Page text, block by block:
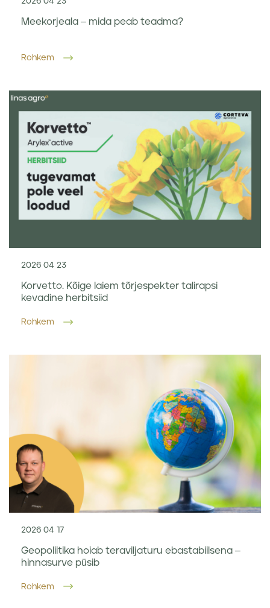
Meekorjeala – mida peab teadma?
Rohkem
2026 04 23
Korvetto. Kõige laiem tõrjespekter talirapsi
kevadine herbitsiid
Rohkem
2026 04 17
Geopoliitika hoiab teraviljaturu ebastabiilsena –
hinnasurve püsib
Rohkem